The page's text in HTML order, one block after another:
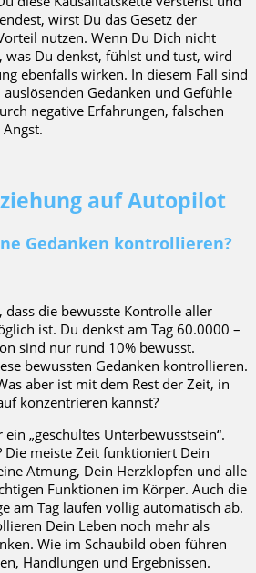
wirst Du das Gesetz der
nutzen. Wenn Du Dich nicht
Du denkst, fühlst und tust, wird
ebenfalls wirken. In diesem Fall sind
Gedanken und Gefühle
negative Erfahrungen, falschen
auf Autopilot
Gedanken kontrollieren?
dass die bewusste Kontrolle aller
ist. Du denkst am Tag 60.0000 –
sind nur rund 10% bewusst.
bewussten Gedanken kontrollieren.
aber ist mit dem Rest der Zeit, in
konzentrieren kannst?
„geschultes Unterbewusstsein“.
Die meiste Zeit funktioniert Dein
Atmung, Dein Herzklopfen und alle
Funktionen im Körper. Auch die
am Tag laufen völlig automatisch ab.
Dein Leben noch mehr als
Wie im Schaubild oben führen
Handlungen und Ergebnissen.